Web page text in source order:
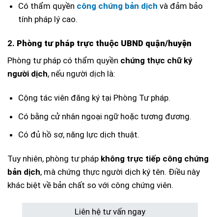
Có thẩm quyền công chứng bản dịch và đảm bảo
tính pháp lý cao.
2. Phòng tư pháp trực thuộc UBND quận/huyện
Phòng tư pháp có thẩm quyền chứng thực chữ ký
người dịch, nếu người dịch là:
Cộng tác viên đăng ký tại Phòng Tư pháp.
Có bằng cử nhân ngoại ngữ hoặc tương đương.
Có đủ hồ sơ, năng lực dịch thuật.
Tuy nhiên, phòng tư pháp không trực tiếp công chứng
bản dịch, mà chứng thực người dịch ký tên. Điều này
khác biệt về bản chất so với công chứng viên.
Liên hệ tư vấn ngay